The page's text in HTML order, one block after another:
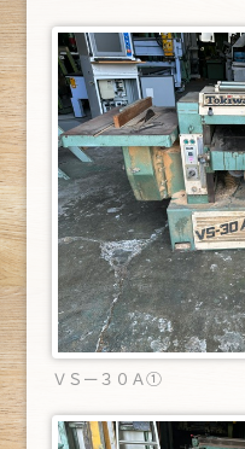
ＶＳー３０Ａ①